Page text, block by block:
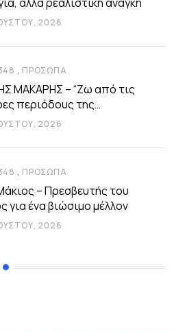
2026
, ΠΡΌΣΩΠΑ
ΜΑΚΑΡΗΣ – “Ζω από τις
περιόδους της
μου ζωής”
2026
, ΠΡΌΣΩΠΑ
– Πρεσβευτής του
για ένα βιώσιμο μέλλον
2026